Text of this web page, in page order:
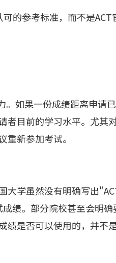
的参考标准，而不是ACT
。如果一份成绩距离申请
者目前的学习水平。尤其
新参加考试。
大学虽然没有明确写出
绩。部分院校甚至会明
绩是否可以使用的，并不